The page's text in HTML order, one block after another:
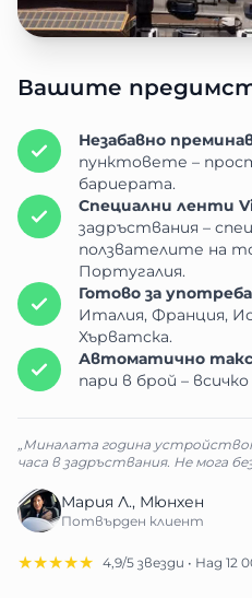
Вашите
Незабавно
пунктовете –
бариерата.
Специални ленти
задръствания –
ползвателите на
Португалия.
Готово за
Италия, Франция,
Хърватска.
Автоматично
пари в брой –
„Миналата година
часа в задръствания. Не мога
Мария Л., Мюнхен
Потвърден клиент
★★★★★ 4,9/5 звезди • Над 12